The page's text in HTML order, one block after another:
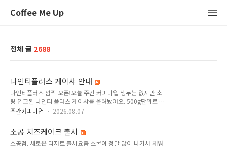
Coffee Me Up
전체 글 2688
나인티플러스 게이샤 안내
나인티플러스 깜짝 오픈!오늘 주간 커피미업 생두는 없지만 소
량 입고된 나인티 플러스 게이샤를 올려놨어요. 500g단위로 올
려놨으니 스몰로스터들도 접근하기 좋을것 같네요. 이후에 나인
크의 커피미업 스토어!coffeemeup.store*문의는 카톡채널 #
커피미업
주간커피미업 2026.08.07
소공 치즈케이크 출시
소공점, 새로운 디저트 출시요즘 스콘이 정말 많이 나가서 채워